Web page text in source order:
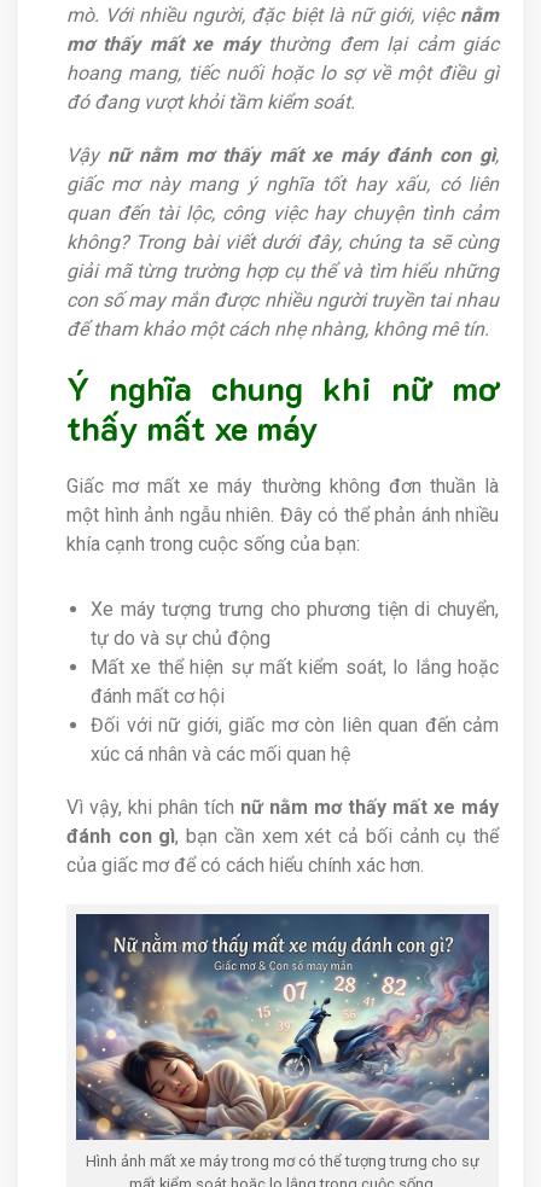
mò. Với nhiều người, đặc biệt là nữ giới, việc nằm
mơ thấy mất xe máythường đem lại cảm giác
hoang mang, tiếc nuối hoặc lo sợ về một điều gì
đó đang vượt khỏi tầm kiểm soát.
Vậy nữ nằm mơ thấy mất xe máy đánh con gì,
giấc mơ này mang ý nghĩa tốt hay xấu, có liên
quan đến tài lộc, công việc hay chuyện tình cảm
không? Trong bài viết dưới đây, chúng ta sẽ cùng
giải mã từng trường hợp cụ thể và tìm hiểu những
con số may mắn được nhiều người truyền tai nhau
để tham khảo một cách nhẹ nhàng, không mê tín.
Ý nghĩa chung khi nữ mơ
thấy mất xe máy
Giấc mơ mất xe máy thường không đơn thuần là
một hình ảnh ngẫu nhiên. Đây có thể phản ánh nhiều
khía cạnh trong cuộc sống của bạn:
Xe máy tượng trưng cho phương tiện di chuyển,
tự do và sự chủ động
Mất xe thể hiện sự mất kiểm soát, lo lắng hoặc
đánh mất cơ hội
Đối với nữ giới, giấc mơ còn liên quan đến cảm
xúc cá nhân và các mối quan hệ
Vì vậy, khi phân tích nữ nằm mơ thấy mất xe máy
đánh con gì, bạn cần xem xét cả bối cảnh cụ thể
của giấc mơ để có cách hiểu chính xác hơn.
Hình ảnh mất xe máy trong mơ có thể tượng trưng cho sự